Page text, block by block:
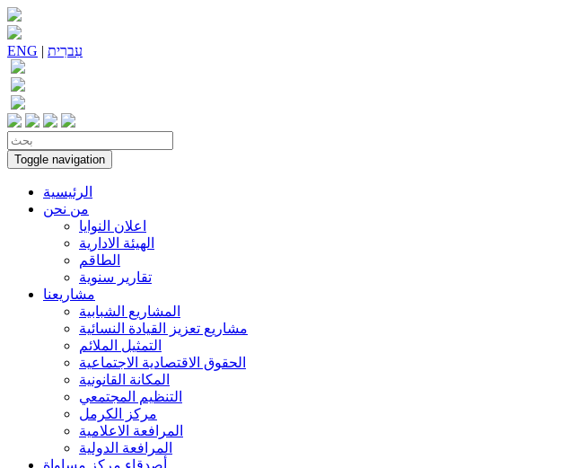
ENG | עִברִית
Toggle navigation
الرئيسية
من نحن
اعلان النوايا
الهيئة الادارية
الطاقم
تقارير سنوية
مشاريعنا
المشاريع الشبابية
مشاريع تعزيز القيادة النسائية
التمثيل الملائم
الحقوق الاقتصادية الاجتماعية
المكانة القانونية
التنظيم المجتمعي
مركز الكرمل
المرافعة الاعلامية
المرافعة الدولية
أصدقاء مركز مساواة